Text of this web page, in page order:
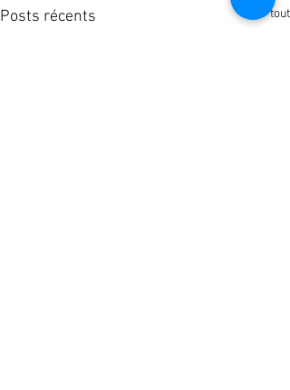
Posts récents Voir tout